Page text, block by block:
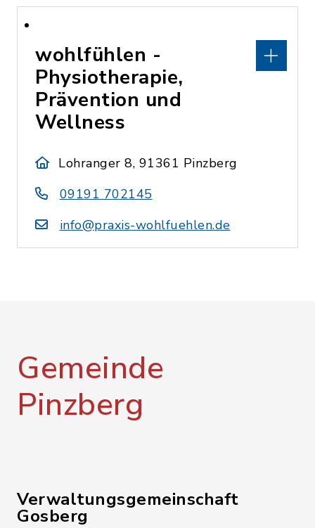
wohlfühlen -
Physiotherapie,
Prävention und
Wellness
Lohranger 8, 91361 Pinzberg
09191 702145
info@praxis-wohlfuehlen.de
Gemeinde
Pinzberg
Verwaltungsgemeinschaft
Gosberg